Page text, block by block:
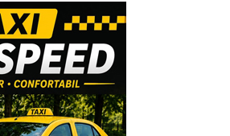
evenimentulului „Ziua Comunei
muzical artistic. Pe scena
evoluat pe parcursul întregii după
în noapte, copiii, artiști în devenire,
special pentru a încânta miiile de
din Șotânga, ci din toate
pentru a se bucura de muzica